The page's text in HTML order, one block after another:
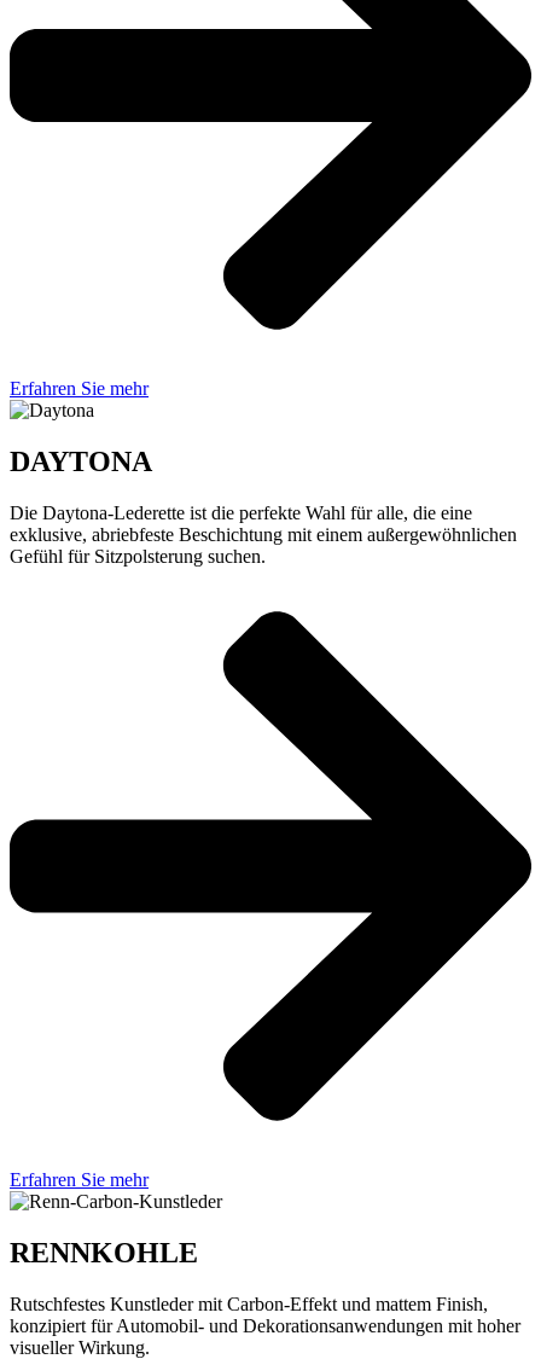
Erfahren Sie mehr
DAYTONA
Die Daytona-Lederette ist die perfekte Wahl für alle, die eine
exklusive, abriebfeste Beschichtung mit einem außergewöhnlichen
Gefühl für Sitzpolsterung suchen.
Erfahren Sie mehr
RENNKOHLE
Rutschfestes Kunstleder mit Carbon-Effekt und mattem Finish,
konzipiert für Automobil- und Dekorationsanwendungen mit hoher
visueller Wirkung.